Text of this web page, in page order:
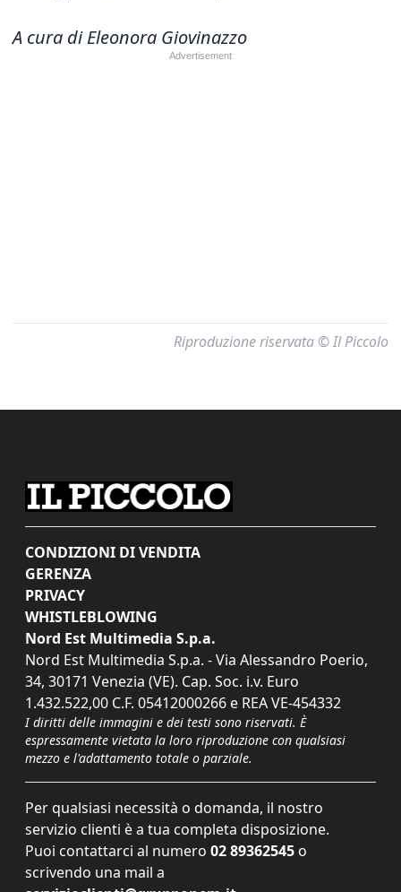
A cura di Eleonora Giovinazzo
Riproduzione riservata © Il Piccolo
CONDIZIONI DI VENDITA
GERENZA
PRIVACY
WHISTLEBLOWING
Nord Est Multimedia S.p.a.
Nord Est Multimedia S.p.a. - Via Alessandro Poerio,
34, 30171 Venezia (VE). Cap. Soc. i.v. Euro
1.432.522,00 C.F. 05412000266 e REA VE-454332
I diritti delle immagini e dei testi sono riservati. È
espressamente vietata la loro riproduzione con qualsiasi
mezzo e l'adattamento totale o parziale.
Per qualsiasi necessità o domanda, il nostro
servizio clienti è a tua completa disposizione.
Puoi contattarci al numero 02 89362545 o
scrivendo una mail a